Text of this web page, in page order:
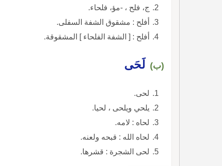
ج، فلح ، -مؤ، فلحاء.
أفلح : مشقوق الشفة السفلى.
أفلح : [ الشفة الفلحاء ] المشقوقة.
(ب) لَحَى
لحى.
يلحي ويلحى ، لحيا.
لحاه : لامه.
لحاه الله : قبحه ولعنه.
لحى الشجرة : قشرها.